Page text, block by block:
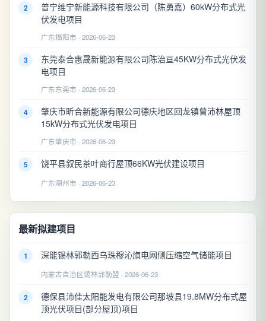
2
普宁维宁新能源科技有限公司（陈勇嘉）60kW分布式光
伏发电项目
广东揭阳市 · 2026-06-23
3
东莞泰合惠晟新能源有限公司陈治亘45KW分布式光伏发
电项目
广东东莞市 · 2026-06-23
4
肇庆市昕合新能源有限公司德庆地区回龙镇曾沛林屋顶
15kW分布式光伏发电项目
广东肇庆市 · 2026-06-23
5 饶平县叙民茶叶商行屋顶66KW光伏建设项目
广东潮州市 · 2026-06-23
最新拟建项目
1 深能锡林郭勒西乌珠穆沁旗电网侧压缩空气储能项目
内蒙古自治区锡林郭勒盟 · 2026-06-23
2
德保县沛佳太阳能发电有限公司那坡县19.8MW分布式屋
顶光伏项目(部分屋顶)项目